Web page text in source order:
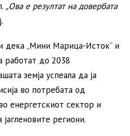
„Ова е резултат на довербата
дека „Мини Марица-Исток“ и
до 2038
земја успеала да ја
во потребата од
енергетскиот сектор и
региони.